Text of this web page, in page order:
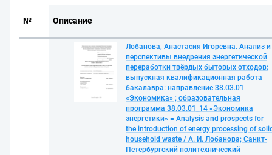
№ Описание
Лобанова, Анастасия Игоревна. Анализ и
перспективы внедрения энергетической
переработки твёрдых бытовых отходов:
выпускная квалификационная работа
бакалавра: направление 38.03.01
«Экономика» ; образовательная
программа 38.03.01_14 «Экономика
энергетики» = Analysis and prospects for
the introduction of energy processing of
household waste / А. И. Лобанова; Санкт-
Петербургский политехнический